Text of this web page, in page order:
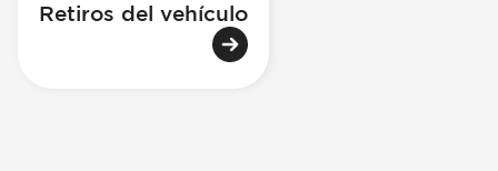
Retiros del vehículo